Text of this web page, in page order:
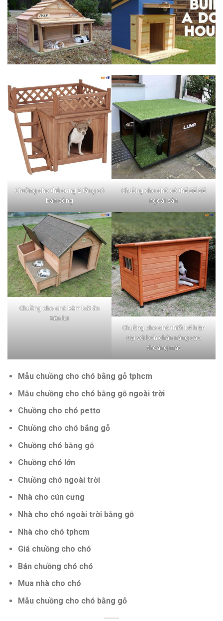
Chuồng cho thú cưng 2 tầng có
ban công
Chuồng cho chó có thể để để
ngoài sân
Chuồng cho chó kèm bát ăn
tiện lợi
Chuồng cho chó thiết kế hiện
đại với bốn chân nâng cao
thoáng mát
Mẫu chuồng cho chó bằng gỗ tphcm
Mẫu chuồng cho chó bằng gỗ ngoài trời
Chuồng cho chó petto
Chuồng cho chó bắng gỗ
Chuồng chó bằng gỗ
Chuồng chó lớn
Chuồng chó ngoài trời
Nhà cho cún cưng
Nhà cho chó ngoài trời bằng gỗ
Nhà cho chó tphcm
Giá chuồng cho chó
Bán chuồng chó chó
Mua nhà cho chó
Mẫu chuồng cho chó bằng gỗ